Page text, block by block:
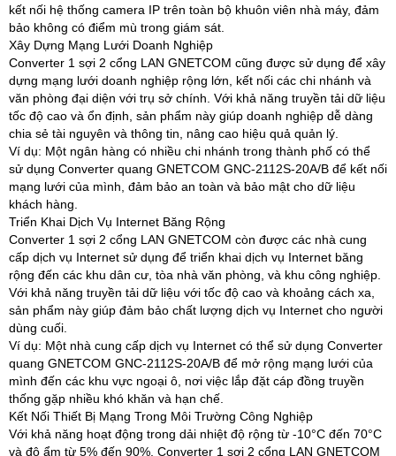
kết nối hệ thống camera IP trên toàn bộ khuôn viên nhà máy, đảm
bảo không có điểm mù trong giám sát.
Xây Dựng Mạng Lưới Doanh Nghiệp
Converter 1 sợi 2 cổng LAN GNETCOM cũng được sử dụng để xây
dựng mạng lưới doanh nghiệp rộng lớn, kết nối các chi nhánh và
văn phòng đại diện với trụ sở chính. Với khả năng truyền tải dữ liệu
tốc độ cao và ổn định, sản phẩm này giúp doanh nghiệp dễ dàng
chia sẻ tài nguyên và thông tin, nâng cao hiệu quả quản lý.
Ví dụ: Một ngân hàng có nhiều chi nhánh trong thành phố có thể
sử dụng Converter quang GNETCOM GNC-2112S-20A/B để kết nối
mạng lưới của mình, đảm bảo an toàn và bảo mật cho dữ liệu
khách hàng.
Triển Khai Dịch Vụ Internet Băng Rộng
Converter 1 sợi 2 cổng LAN GNETCOM còn được các nhà cung
cấp dịch vụ Internet sử dụng để triển khai dịch vụ Internet băng
rộng đến các khu dân cư, tòa nhà văn phòng, và khu công nghiệp.
Với khả năng truyền tải dữ liệu với tốc độ cao và khoảng cách xa,
sản phẩm này giúp đảm bảo chất lượng dịch vụ Internet cho người
dùng cuối.
Ví dụ: Một nhà cung cấp dịch vụ Internet có thể sử dụng Converter
quang GNETCOM GNC-2112S-20A/B để mở rộng mạng lưới của
mình đến các khu vực ngoại ô, nơi việc lắp đặt cáp đồng truyền
thống gặp nhiều khó khăn và hạn chế.
Kết Nối Thiết Bị Mạng Trong Môi Trường Công Nghiệp
Với khả năng hoạt động trong dải nhiệt độ rộng từ -10°C đến 70°C
và độ ẩm từ 5% đến 90%, Converter 1 sợi 2 cổng LAN GNETCOM